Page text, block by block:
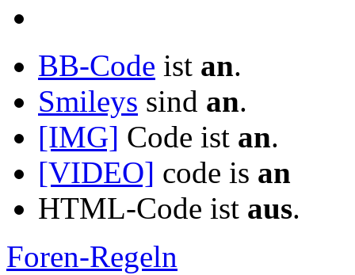
BB-Code ist an.
Smileys sind an.
[IMG] Code ist an.
[VIDEO] code is an
HTML-Code ist aus.
Foren-Regeln